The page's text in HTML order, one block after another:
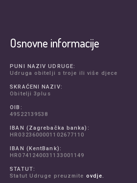
Osnovne informacije
PUNI NAZIV UDRUGE:
Udruga obitelji s troje ili više djece
SKRAĆENI NAZIV:
Obitelji 3plus
OIB:
49522139538
IBAN (Zagrebačka banka):
HR0323600001102677110
IBAN (KentBank):
HR0741240031133001149
STATUT:
Statut Udruge preuzmite ovdje.